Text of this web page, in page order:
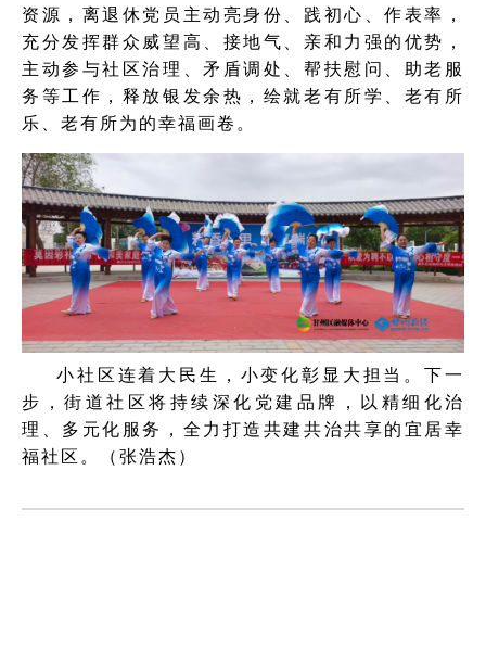
资源，离退休党员主动亮身份、践初心、作表率，
充分发挥群众威望高、接地气、亲和力强的优势，
主动参与社区治理、矛盾调处、帮扶慰问、助老服
务等工作，释放银发余热，绘就老有所学、老有所
乐、老有所为的幸福画卷。
小社区连着大民生，小变化彰显大担当。下一
步，街道社区将持续深化党建品牌，以精细化治
理、多元化服务，全力打造共建共治共享的宜居幸
福社区。（张浩杰）